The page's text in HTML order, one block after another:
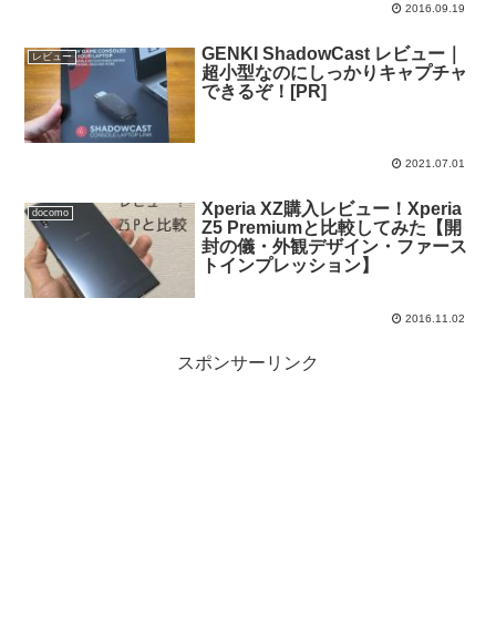
2016.09.19
レビュー
GENKI ShadowCast レビュー｜
超小型なのにしっかりキャプチャ
できるぞ！[PR]
2021.07.01
docomo
Xperia XZ購入レビュー！Xperia
Z5 Premiumと比較してみた【開
封の儀・外観デザイン・ファース
トインプレッション】
2016.11.02
スポンサーリンク